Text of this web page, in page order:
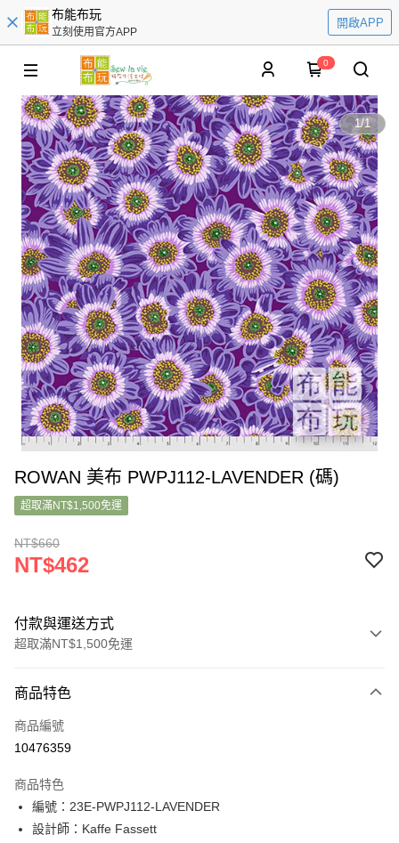
布能布玩
立刻使用官方APP
開啟APP
0
1/1
ROWAN 美布 PWPJ112-LAVENDER (碼)
超取滿NT$1,500免運
NT$660
NT$462
付款與運送方式
超取滿NT$1,500免運
信用卡一次付款
超商取貨付款
Apple Pay
街口支付
商品特色
商品編號
10476359
商品特色
編號：23E-PWPJ112-LAVENDER
設計師：Kaffe Fassett